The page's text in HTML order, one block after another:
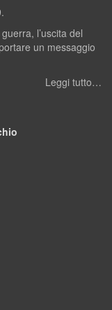
l’uscita del
un messaggio
Leggi tutto…